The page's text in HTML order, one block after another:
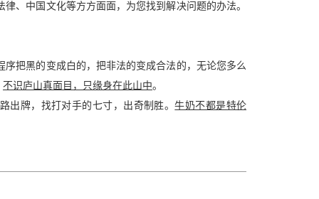
、中国文化等方方面面，为您找到解决问题的办法。
把黑的变成白的，把非法的变成合法的，无论您多么
不识庐山真面目，只缘身在此山中。
出牌，找打对手的七寸，出奇制胜。牛奶不都是特伦